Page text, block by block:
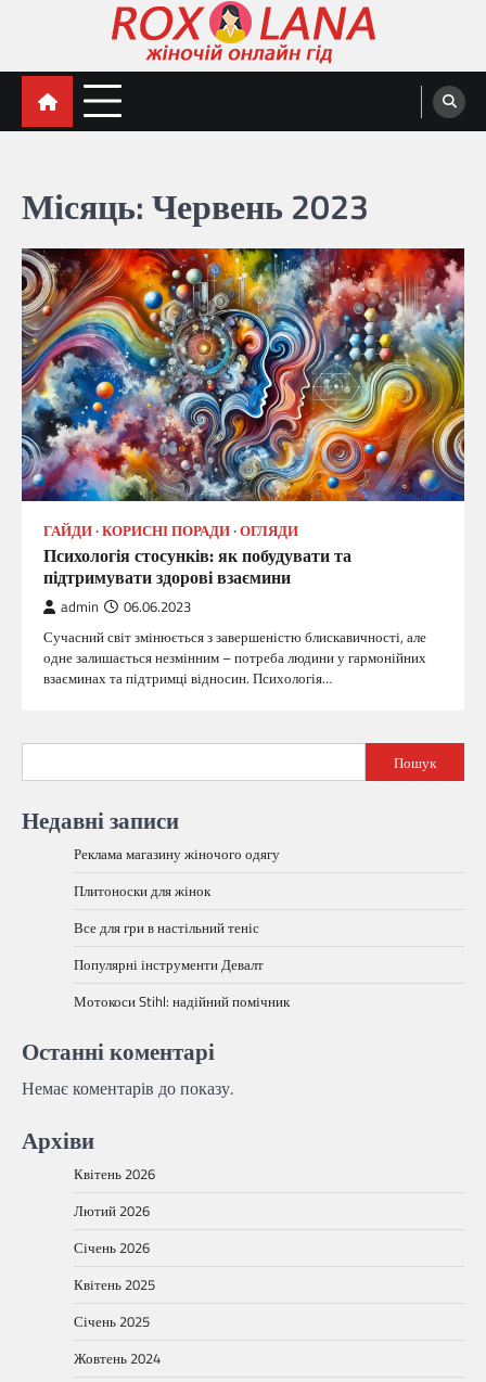
Жіночий гід Роксолана
Місяць:Червень 2023
ГАЙДИ КОРИСНІ ПОРАДИ ОГЛЯДИ
Психологія стосунків: як побудувати та
підтримувати здорові взаємини
admin 06.06.2023
Сучасний світ змінюється з завершеністю блискавичності, але
одне залишається незмінним – потреба людини у гармонійних
взаєминах та підтримці відносин. Психологія…
Пошук
Недавні записи
Реклама магазину жіночого одягу
Плитоноски для жінок
Все для гри в настільний теніс
Популярні інструменти Девалт
Мотокоси Stihl: надійний помічник
Останні коментарі
Немає коментарів до показу.
Архіви
Квітень 2026
Лютий 2026
Січень 2026
Квітень 2025
Січень 2025
Жовтень 2024